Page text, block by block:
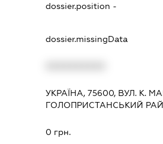
dossier.position -
dossier.missingData
УКРАЇНА, 75600, ВУЛ. К.
ГОЛОПРИСТАНСЬКИЙ
0 грн.